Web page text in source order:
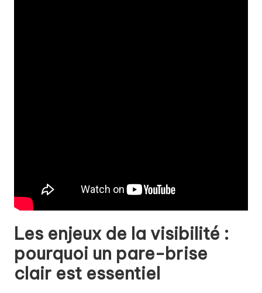
Les enjeux de la visibilité :
pourquoi un pare-brise
clair est essentiel